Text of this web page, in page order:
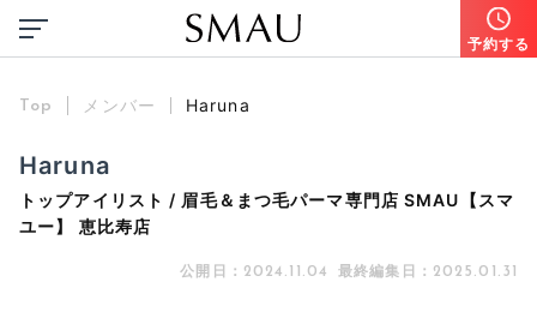
予約する
Top メンバー Haruna
Haruna
トップアイリスト / 眉毛＆まつ毛パーマ専門店 SMAU【スマ
ユー】 恵比寿店
公開日： 2024.11.04 最終編集日： 2025.01.31